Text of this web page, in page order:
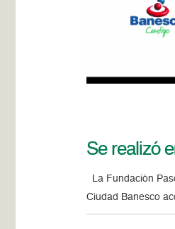
Se realizó
La Fundación
Ciudad Banesco